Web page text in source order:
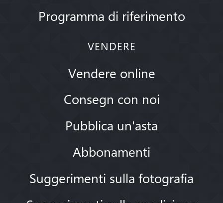
Programma di riferimento
VENDERE
Vendere online
Consegn con noi
Pubblica un'asta
Abbonamenti
Suggerimenti sulla fotografia